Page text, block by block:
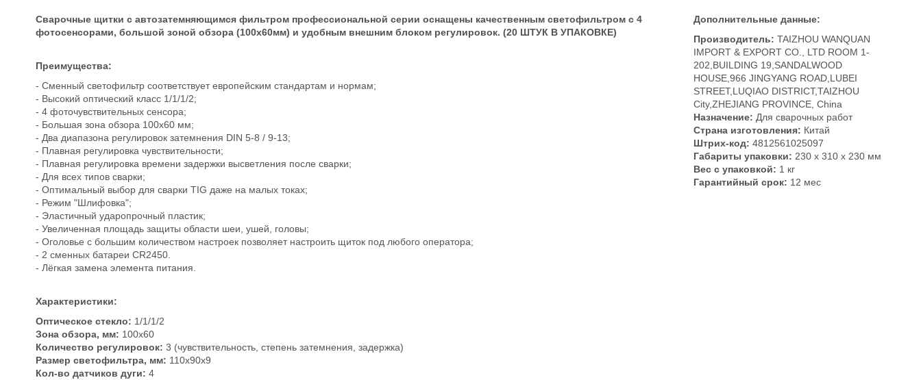
Сварочные щитки с автозатемняющимся фильтром профессиональной серии оснащены качественным светофильтром с 4
фотосенсорами, большой зоной обзора (100х60мм) и удобным внешним блоком регулировок. (20 ШТУК В УПАКОВКЕ)
Преимущества:
- Сменный светофильтр соответствует европейским стандартам и нормам;
- Высокий оптический класс 1/1/1/2;
- 4 фоточувствительных сенсора;
- Большая зона обзора 100х60 мм;
- Два диапазона регулировок затемнения DIN 5-8 / 9-13;
- Плавная регулировка чувствительности;
- Плавная регулировка времени задержки высветления после сварки;
- Для всех типов сварки;
- Оптимальный выбор для сварки TIG даже на малых токах;
- Режим "Шлифовка";
- Эластичный ударопрочный пластик;
- Увеличенная площадь защиты области шеи, ушей, головы;
- Оголовье с большим количеством настроек позволяет настроить щиток под любого оператора;
- 2 сменных батареи CR2450.
- Лёгкая замена элемента питания.
Характеристики:
Оптическое стекло: 1/1/1/2
Зона обзора, мм: 100х60
Количество регулировок: 3 (чувствительность, степень затемнения, задержка)
Размер светофильтра, мм: 110х90х9
Кол-во датчиков дуги: 4
Дополнительные данные:
Производитель: TAIZHOU WANQUAN
IMPORT & EXPORT CO., LTD ROOM 1-
202,BUILDING 19,SANDALWOOD
HOUSE,966 JINGYANG ROAD,LUBEI
STREET,LUQIAO DISTRICT,TAIZHOU
City,ZHEJIANG PROVINCE, China
Назначение: Для сварочных работ
Страна изготовления: Китай
Штрих-код: 4812561025097
Габариты упаковки: 230 x 310 x 230 мм
Вес с упаковкой: 1 кг
Гарантийный срок: 12 мес